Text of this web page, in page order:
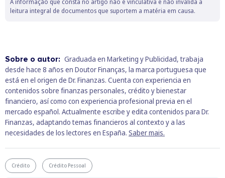
por si. O principal objetivo é garantir que faz a melhor escolha
possível, sempre com acompanhamento dedicado e
leitura integral de documentos que suportem a matéria em causa.
Sobre o autor: Graduada en Marketing y Publicidad, trabaja
desde hace 8 años en Doutor Finanças, la marca portuguesa que
está en el origen de Dr. Finanzas. Cuenta con experiencia en
contenidos sobre finanzas personales, crédito y bienestar
financiero, así como con experiencia profesional previa en el
mercado español. Actualmente escribe y edita contenidos para Dr.
Finanzas, adaptando temas financieros al contexto y a las
necesidades de los lectores en España. Saber mais.
Crédito Crédito Pessoal